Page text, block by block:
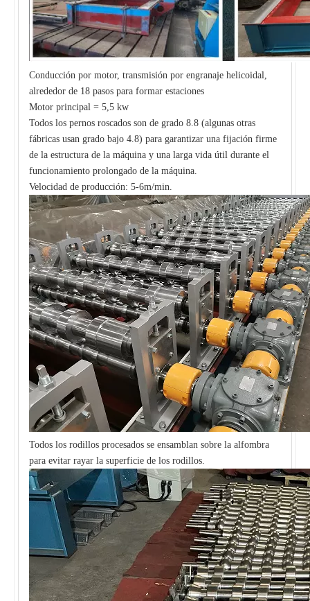
Conducción por motor, transmisión por engranaje helicoidal,
alrededor de 18 pasos para formar estaciones
Motor principal = 5,5 kw
Todos los pernos roscados son de grado 8.8 (algunas otras
fábricas usan grado bajo 4.8) para garantizar una fijación firme
de la estructura de la máquina y una larga vida útil durante el
funcionamiento prolongado de la máquina.
Velocidad de producción: 5-6m/min.
Todos los rodillos procesados ​​se ensamblan sobre la alfombra
para evitar rayar la superficie de los rodillos.